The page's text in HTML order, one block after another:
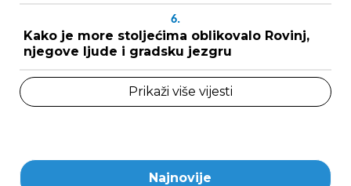
6.
Kako je more stoljećima oblikovalo Rovinj,
njegove ljude i gradsku jezgru
Prikaži više vijesti
Najnovije